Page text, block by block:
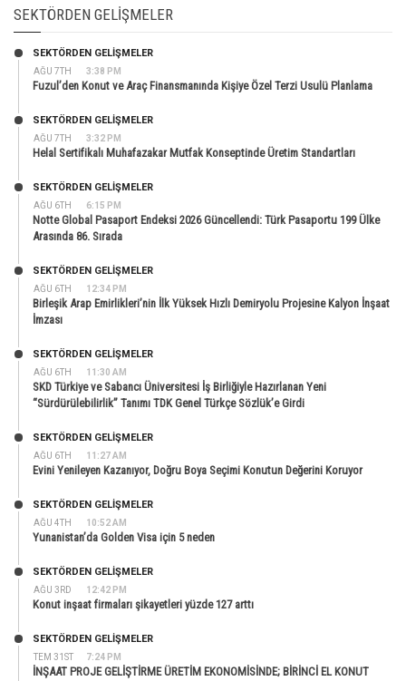
SEKTÖRDEN GELIŞMELER
AĞU 7TH 3:38 PM
SEKTÖRDEN GELIŞMELER
Fuzul’den Konut ve Araç Finansmanında Kişiye Özel Terzi Usulü Planlama
AĞU 7TH 3:32 PM
SEKTÖRDEN GELIŞMELER
Helal Sertifikalı Muhafazakar Mutfak Konseptinde Üretim Standartları
AĞU 6TH 6:15 PM
SEKTÖRDEN GELIŞMELER
Notte Global Pasaport Endeksi 2026 Güncellendi: Türk Pasaportu 199 Ülke
Arasında 86. Sırada
AĞU 6TH 12:34 PM
SEKTÖRDEN GELIŞMELER
Birleşik Arap Emirlikleri’nin İlk Yüksek Hızlı Demiryolu Projesine Kalyon İnşaat
İmzası
AĞU 6TH 11:30 AM
SEKTÖRDEN GELIŞMELER
SKD Türkiye ve Sabancı Üniversitesi İş Birliğiyle Hazırlanan Yeni
“Sürdürülebilirlik” Tanımı TDK Genel Türkçe Sözlük’e Girdi
AĞU 6TH 11:27 AM
SEKTÖRDEN GELIŞMELER
Evini Yenileyen Kazanıyor, Doğru Boya Seçimi Konutun Değerini Koruyor
AĞU 4TH 10:52 AM
SEKTÖRDEN GELIŞMELER
Yunanistan’da Golden Visa için 5 neden
AĞU 3RD 12:42 PM
SEKTÖRDEN GELIŞMELER
Konut inşaat firmaları şikayetleri yüzde 127 arttı
TEM 31ST 7:24 PM
SEKTÖRDEN GELIŞMELER
İNŞAAT PROJE GELİŞTİRME ÜRETİM EKONOMİSİNDE; BİRİNCİ EL KONUT